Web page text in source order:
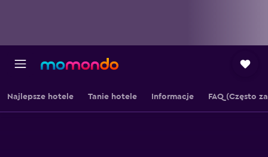
Najlepsze hotele Tanie hotele Informacje FAQ (Często